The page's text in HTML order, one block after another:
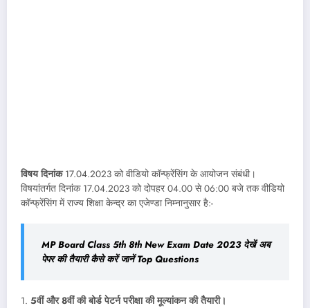
विषय दिनांक17.04.2023 को वीडियो कॉन्फ्रेंसिंग के आयोजन संबंधी।
विषयांतर्गत दिनांक 17.04.2023 को दोपहर 04.00 से 06:00 बजे तक वीडियो
कॉन्फ्रेंसिंग में राज्य शिक्षा केन्द्र का एजेण्डा निम्नानुसार है:-
MP Board Class 5th 8th New Exam Date 2023 देखें अब
पेपर की तैयारी कैसे करें जानें Top Questions
1. 5वीं और 8वीं की बोर्ड पेटर्न परीक्षा की मूल्यांकन की तैयारी।